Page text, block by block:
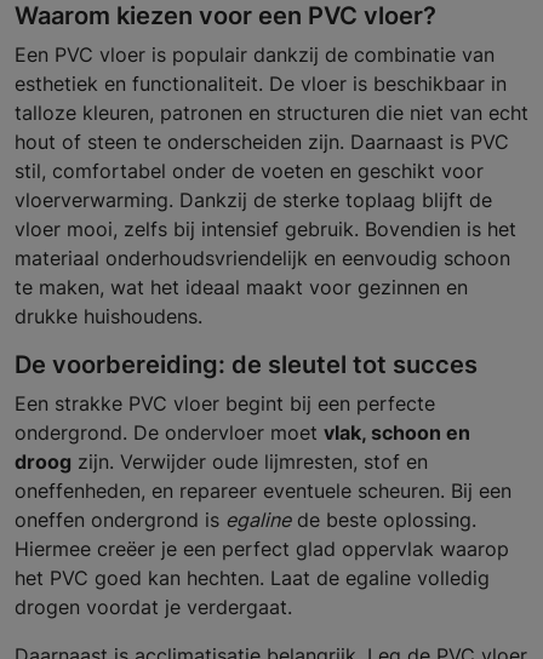
Waarom kiezen voor een PVC vloer?
Een PVC vloer is populair dankzij de combinatie van
esthetiek en functionaliteit. De vloer is beschikbaar in
talloze kleuren, patronen en structuren die niet van echt
hout of steen te onderscheiden zijn. Daarnaast is PVC
stil, comfortabel onder de voeten en geschikt voor
vloerverwarming. Dankzij de sterke toplaag blijft de
vloer mooi, zelfs bij intensief gebruik. Bovendien is het
materiaal onderhoudsvriendelijk en eenvoudig schoon
te maken, wat het ideaal maakt voor gezinnen en
drukke huishoudens.
De voorbereiding: de sleutel tot succes
Een strakke PVC vloer begint bij een perfecte
ondergrond. De ondervloer moet vlak, schoon en
droog zijn. Verwijder oude lijmresten, stof en
oneffenheden, en repareer eventuele scheuren. Bij een
oneffen ondergrond is egalinede beste oplossing.
Hiermee creëer je een perfect glad oppervlak waarop
het PVC goed kan hechten. Laat de egaline volledig
drogen voordat je verdergaat.